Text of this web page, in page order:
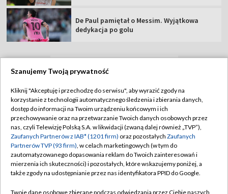
De Paul pamiętał o Messim. Wyjątkowa
dedykacja po golu
Abonament TVP
Sklep TVP
Biuro Reklamy
Oferta Handlowa
Telegazeta ogłoszenia
Regulamin TVP
Polityka prywatności
Moje zgody
Biuro reklamy
Kontakt
Szanujemy Twoją prywatność
Kliknij "Akceptuję i przechodzę do serwisu", aby wyrazić zgody na
korzystanie z technologii automatycznego śledzenia i zbierania danych,
dostęp do informacji na Twoim urządzeniu końcowym i ich
przechowywanie oraz na przetwarzanie Twoich danych osobowych przez
nas, czyli Telewizję Polską S.A. w likwidacji (zwaną dalej również „TVP”),
Zaufanych Partnerów z IAB* (1201 firm) oraz pozostałych Zaufanych
Partnerów TVP (93 firm), w celach marketingowych (w tym do
zautomatyzowanego dopasowania reklam do Twoich zainteresowań i
mierzenia ich skuteczności) i pozostałych, które wskazujemy poniżej, a
także zgody na udostępnianie przez nas identyfikatora PPID do Google.
Twoje dane osobowe zbierane podczas odwiedzania przez Ciebie naszych